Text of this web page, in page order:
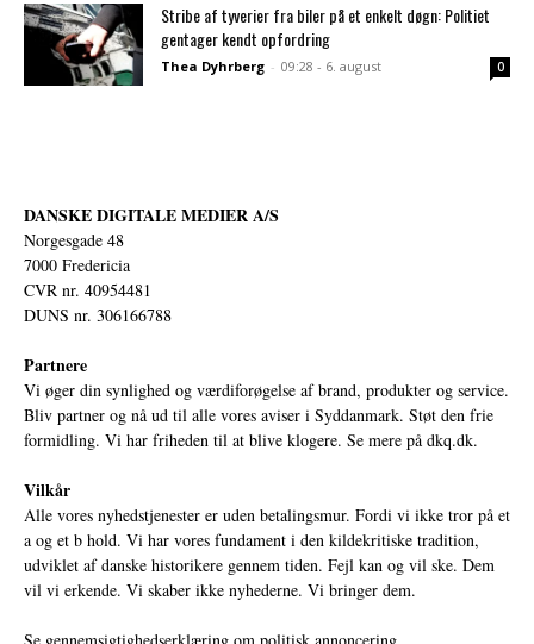
Stribe af tyverier fra biler på et enkelt døgn: Politiet
gentager kendt opfordring
Thea Dyhrberg - 09:28 - 6. august 0
DANSKE DIGITALE MEDIER A/S
Norgesgade 48
7000 Fredericia
CVR nr. 40954481
DUNS nr. 306166788
Partnere
Vi øger din synlighed og værdiforøgelse af brand, produkter og service.
Bliv partner og nå ud til alle vores aviser i Syddanmark. Støt den frie
formidling. Vi har friheden til at blive klogere. Se mere på dkq.dk.
Vilkår
Alle vores nyhedstjenester er uden betalingsmur. Fordi vi ikke tror på et
a og et b hold. Vi har vores fundament i den kildekritiske tradition,
udviklet af danske historikere gennem tiden. Fejl kan og vil ske. Dem
vil vi erkende. Vi skaber ikke nyhederne. Vi bringer dem.